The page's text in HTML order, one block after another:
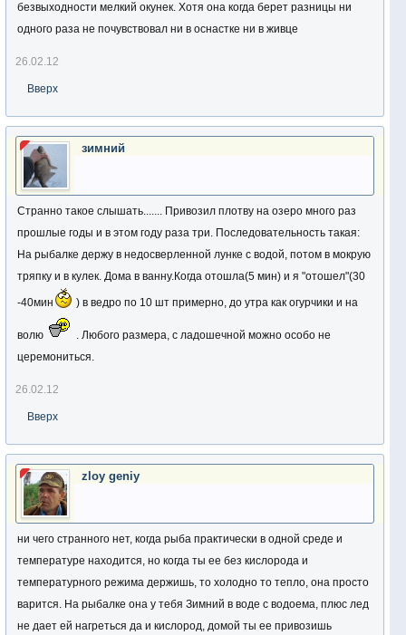
безвыходности мелкий окунек. Хотя она когда берет разницы ни
одного раза не почувствовал ни в оснастке ни в живце
26.02.12
Вверх
зимний
Странно такое слышать....... Привозил плотву на озеро много раз
прошлые годы и в этом году раза три. Последовательность такая:
На рыбалке держу в недосверленной лунке с водой, потом в мокрую
тряпку и в кулек. Дома в ванну.Когда отошла(5 мин) и я "отошел"(30
-40мин ) в ведро по 10 шт примерно, до утра как огурчики и на
волю
. Любого размера, с ладошечной можно особо не
церемониться.
26.02.12
Вверх
zloy geniy
ни чего странного нет, когда рыба практически в одной среде и
температуре находится, но когда ты ее без кислорода и
температурного режима держишь, то холодно то тепло, она просто
варится. На рыбалке она у тебя Зимний в воде с водоема, плюс лед
не дает ей нагреться да и кислород, домой ты ее привозишь